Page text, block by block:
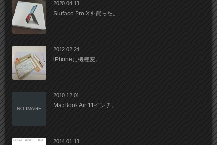
2020.04.13
Surface Pro Xを買った。
2012.02.24
iPhoneに機種変。
NO IMAGE
2010.12.01
MacBook Air 11インチ。
2014.01.13